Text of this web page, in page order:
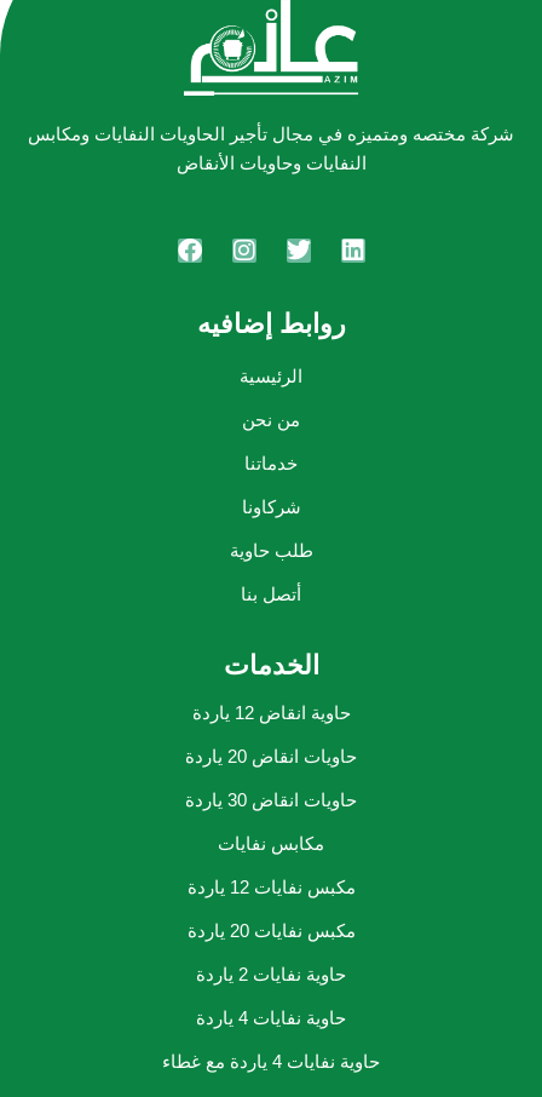
شركة مختصه ومتميزه في مجال تأجير الحاويات النفايات ومكابس
النفايات وحاويات الأنقاض
روابط إضافيه
الرئيسية
من نحن
خدماتنا
شركاونا
طلب حاوية
أتصل بنا
الخدمات
حاوية انقاض 12 ياردة
حاويات انقاض 20 ياردة
حاويات انقاض 30 ياردة
مكابس نفايات
مكبس نفايات 12 ياردة
مكبس نفايات 20 ياردة
حاوية نفايات 2 ياردة
حاوية نفايات 4 ياردة
حاوية نفايات 4 ياردة مع غطاء